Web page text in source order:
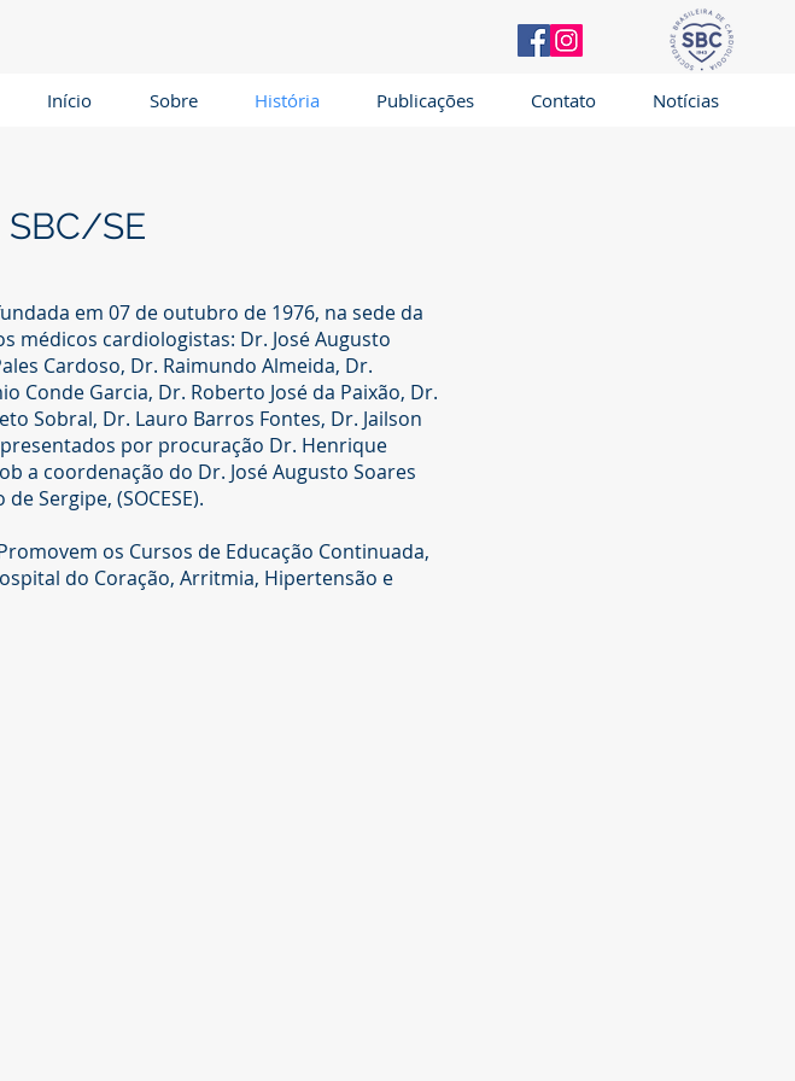
Início Sobre História Publicações Contato Notícias
SE
em 07 de outubro de 1976, na sede da
médicos cardiologistas: Dr. José Augusto
Cardoso, Dr. Raimundo Almeida, Dr.
Conde Garcia, Dr. Roberto José da Paixão, Dr.
Sobral, Dr. Lauro Barros Fontes, Dr. Jailson
por procuração Dr. Henrique
a coordenação do Dr. José Augusto Soares
Sergipe, (SOCESE).
os Cursos de Educação Continuada,
do Coração, Arritmia, Hipertensão e